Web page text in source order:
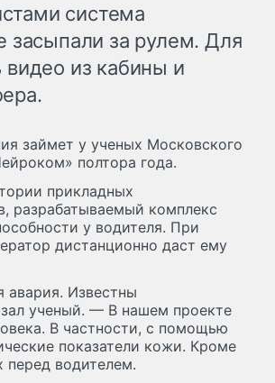
система
засыпали за рулем. Для
видео из кабины и
займет у ученых Московского
полтора года.
прикладных
разрабатываемый комплекс
у водителя. При
дистанционно даст ему
Известны
ученый. — В нашем проекте
В частности, с помощью
показатели кожи. Кроме
перед водителем.